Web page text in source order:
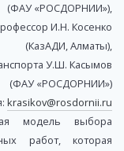
(ФАУ «РОСДОРНИИ»),
И.Н. Косенко
(КазАДИ, Алматы),
У.Ш. Касымов
(ФАУ «РОСДОРНИИ»)
krasikov@rosdornii.ru
модель выбора
работ, которая